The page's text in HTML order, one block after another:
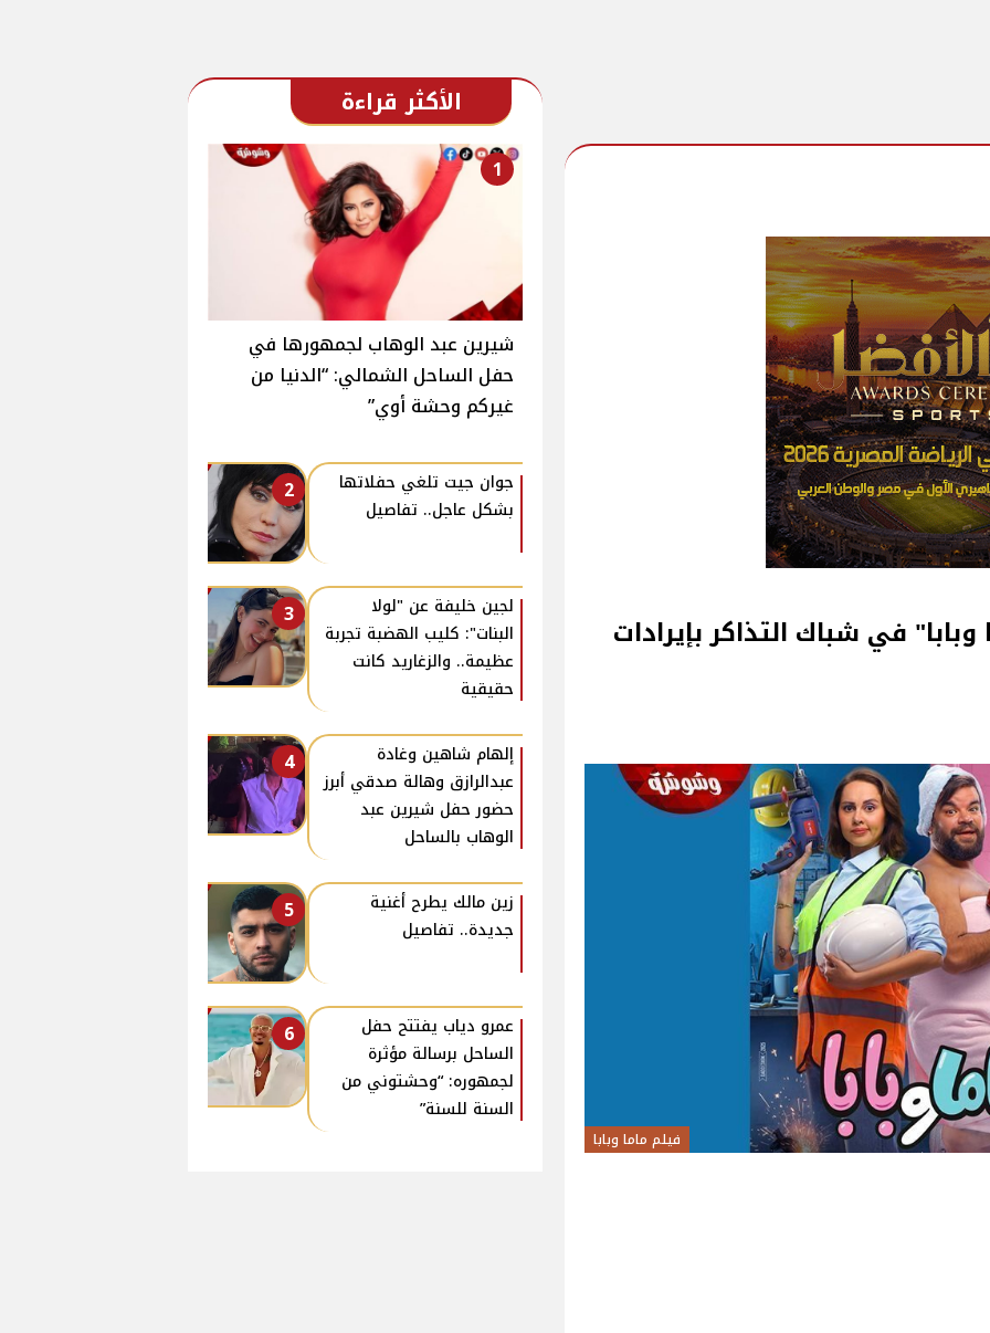
في شباك التذاكر بإيرادات
فيلم ماما وبابا
الأكثر قراءة
1
شيرين عبد الوهاب لجمهورها في
حفل الساحل الشمالي: “الدنيا من
غيركم وحشة أوي”
2
جوان جيت تلغي حفلاتها
بشكل عاجل.. تفاصيل
3
لجين خليفة عن "لولا
البنات": كليب الهضبة تجربة
عظيمة.. والزغاريد كانت
حقيقية
4
إلهام شاهين وغادة
عبدالرازق وهالة صدقي أبرز
حضور حفل شيرين عبد
الوهاب بالساحل
5
زين مالك يطرح أغنية
جديدة.. تفاصيل
6
عمرو دياب يفتتح حفل
الساحل برسالة مؤثرة
لجمهوره: “وحشتوني من
السنة للسنة”